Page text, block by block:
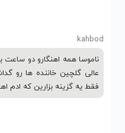
kahbod
ناموسا همه اهنگارو دو ساعت
عالی گلچین خاننده ها رو
فقط یه گزینه بزارین که ادم